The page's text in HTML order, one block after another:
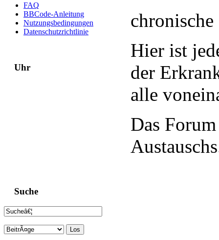
FAQ
BBCode-Anleitung
Nutzungsbedingungen
Datenschutzrichtlinie
Uhr
Suche
Hier ist
der
alle
Das